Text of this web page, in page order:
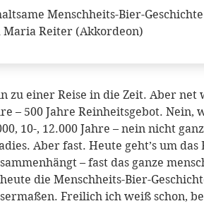
Menschheits-Bier-
Maria Reiter (Akkordeon)
zu einer Reise in die Zeit. Aber net
– 500 Jahre Reinheitsgebot.
10-, 12.000 Jahre – nein nicht
Aber fast. Heute geht’s um
– fast das ganze
die Menschheits-Bier-
Freilich ich weiß schon,